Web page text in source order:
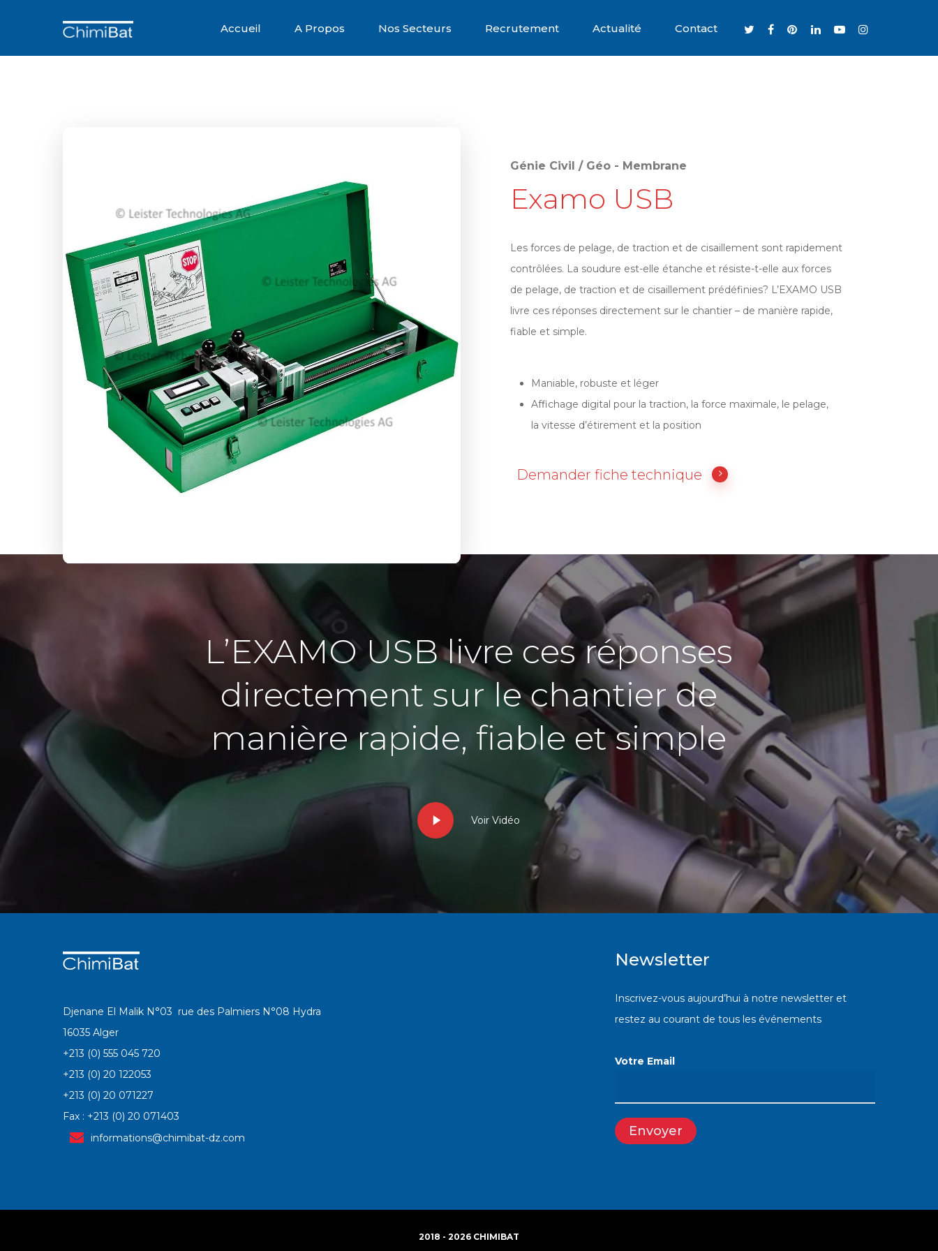
Accueil A Propos Nos Secteurs Recrutement Actualité Contact
Génie Civil / Géo - Membrane
Examo USB
Les forces de pelage, de traction et de cisaillement sont rapidement
contrôlées. La soudure est-elle étanche et résiste-t-elle aux forces
de pelage, de traction et de cisaillement prédéfinies? L’EXAMO USB
livre ces réponses directement sur le chantier – de manière rapide,
fiable et simple.
Maniable, robuste et léger
Affichage digital pour la traction, la force maximale, le pelage,
la vitesse d’étirement et la position
Demander fiche technique
L’EXAMO USB livre ces réponses
directement sur le chantier de
manière rapide, fiable et simple
Voir Vidéo
Djenane El Malik N°03 rue des Palmiers N°08 Hydra
16035 Alger
+213 (0) 555 045 720
+213 (0) 20 122053
+213 (0) 20 071227
Fax : +213 (0) 20 071403
informations@chimibat-dz.com
Newsletter
Inscrivez-vous aujourd’hui à notre newsletter et
restez au courant de tous les événements
Votre Email
2018 - 2026 CHIMIBAT